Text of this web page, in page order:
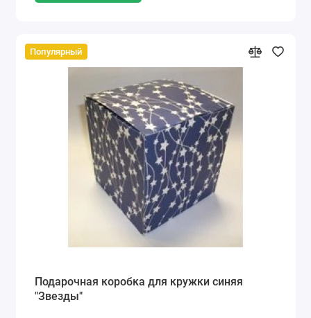
Популярный
Подарочная коробка для кружки синяя
"Звезды"